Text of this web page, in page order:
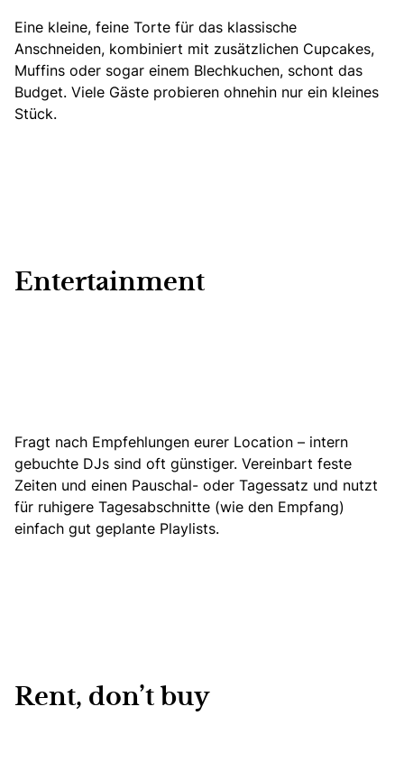
Eine kleine, feine Torte für das klassische
Anschneiden, kombiniert mit zusätzlichen Cupcakes,
Muffins oder sogar einem Blechkuchen, schont das
Budget. Viele Gäste probieren ohnehin nur ein kleines
Stück.
Entertainment
Fragt nach Empfehlungen eurer Location – intern
gebuchte DJs sind oft günstiger. Vereinbart feste
Zeiten und einen Pauschal- oder Tagessatz und nutzt
für ruhigere Tagesabschnitte (wie den Empfang)
einfach gut geplante Playlists.
Rent, don’t buy